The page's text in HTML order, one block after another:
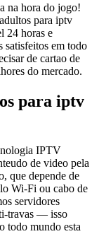
na hora do jogo!
para iptv
24 horas e
satisfeitos em todo
de cartao de
do mercado.
para iptv
IPTV
de video pela
que depende de
Wi-Fi ou cabo de
servidores
travas — isso
todo mundo esta